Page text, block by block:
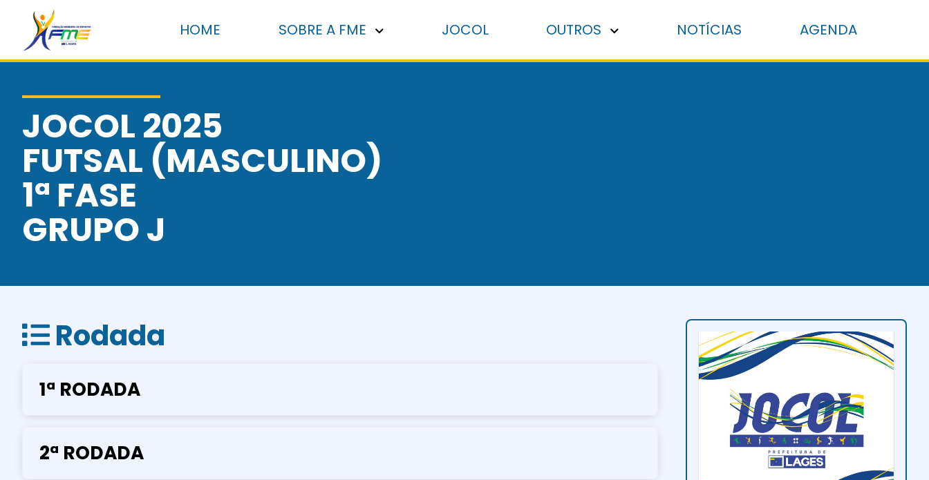
HOME SOBRE A FME JOCOL OUTROS NOTÍCIAS AGENDA
JOCOL 2025
FUTSAL (MASCULINO)
1ª FASE
GRUPO J
Rodada
1ª RODADA
2ª RODADA